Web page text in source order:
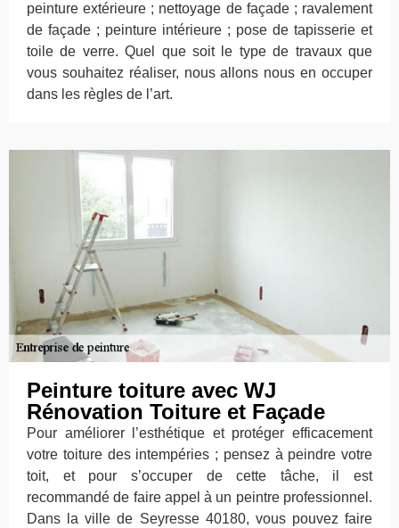
peinture extérieure ; nettoyage de façade ; ravalement
de façade ; peinture intérieure ; pose de tapisserie et
toile de verre. Quel que soit le type de travaux que
vous souhaitez réaliser, nous allons nous en occuper
dans les règles de l’art.
Peinture toiture avec WJ
Rénovation Toiture et Façade
Pour améliorer l’esthétique et protéger efficacement
votre toiture des intempéries ; pensez à peindre votre
toit, et pour s’occuper de cette tâche, il est
recommandé de faire appel à un peintre professionnel.
Dans la ville de Seyresse 40180, vous pouvez faire